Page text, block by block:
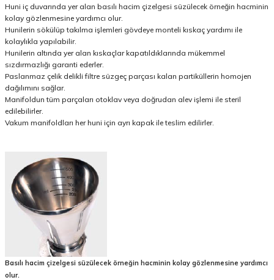
Huni iç duvarında yer alan basılı hacim çizelgesi süzülecek örneğin hacminin
kolay gözlenmesine yardımcı olur.
Hunilerin sökülüp takılma işlemleri gövdeye monteli kıskaç yardımı ile
kolaylıkla yapılabilir.
Hunilerin altında yer alan kıskaçlar kapatıldıklarında mükemmel
sızdırmazlığı garanti ederler.
Paslanmaz çelik delikli filtre süzgeç parçası kalan partiküllerin homojen
dağılımını sağlar.
Manifoldun tüm parçaları otoklav veya doğrudan alev işlemi ile steril
edilebilirler.
Vakum manifoldları her huni için ayrı kapak ile teslim edilirler.
Basılı hacim çizelgesi süzülecek örneğin hacminin kolay gözlenmesine yardımcı
olur.